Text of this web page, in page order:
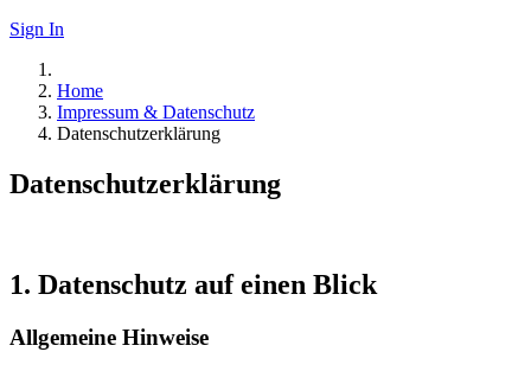
Sign In
Home
Impressum & Datenschutz
Datenschutzerklärung
Datenschutzerklärung
1. Datenschutz auf einen Blick
Allgemeine Hinweise